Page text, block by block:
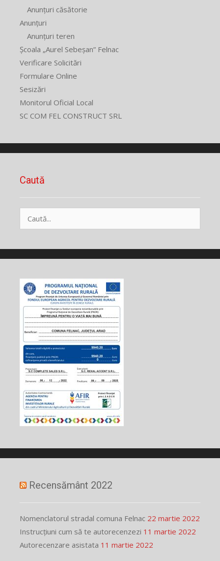
Anunțuri căsătorie
Anunțuri
Anunțuri teren
Școala „Aurel Sebeșan” Felnac
Verificare Solicitări
Formulare Online
Sesizări
Monitorul Oficial Local
SC COM FEL CONSTRUCT SRL
Caută
după:
Recensământ 2022
Nomenclatorul stradal comuna Felnac 22 martie 2022
Instrucțiuni cum să te autorecenzezi 11 martie 2022
Autorecenzare asistata 11 martie 2022